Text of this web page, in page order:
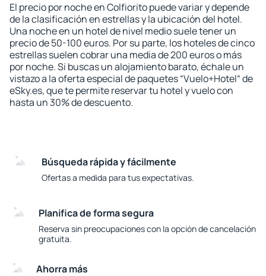
El precio por noche en Colfiorito puede variar y depende
de la clasificación en estrellas y la ubicación del hotel.
Una noche en un hotel de nivel medio suele tener un
precio de 50-100 euros. Por su parte, los hoteles de cinco
estrellas suelen cobrar una media de 200 euros o más
por noche. Si buscas un alojamiento barato, échale un
vistazo a la oferta especial de paquetes “Vuelo+Hotel“ de
eSky.es, que te permite reservar tu hotel y vuelo con
hasta un 30% de descuento.
Búsqueda rápida y fácilmente
Ofertas a medida para tus expectativas.
Planifica de forma segura
Reserva sin preocupaciones con la opción de cancelación
gratuita.
Ahorra más